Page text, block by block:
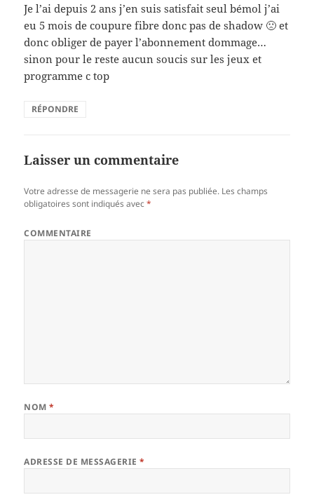
Je l’ai depuis 2 ans j’en suis satisfait seul bémol j’ai
eu 5 mois de coupure fibre donc pas de shadow 🙁 et
donc obliger de payer l’abonnement dommage…
sinon pour le reste aucun soucis sur les jeux et
programme c top
RÉPONDRE
Laisser un commentaire
Votre adresse de messagerie ne sera pas publiée. Les champs
obligatoires sont indiqués avec*
COMMENTAIRE
NOM*
ADRESSE DE MESSAGERIE*